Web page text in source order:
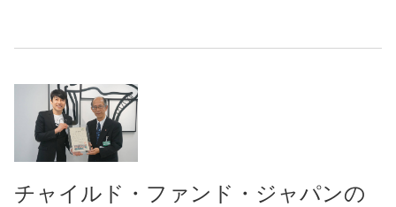
チャイルド・ファンド・ジャパンの